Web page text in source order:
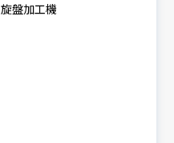
旋盤加工機